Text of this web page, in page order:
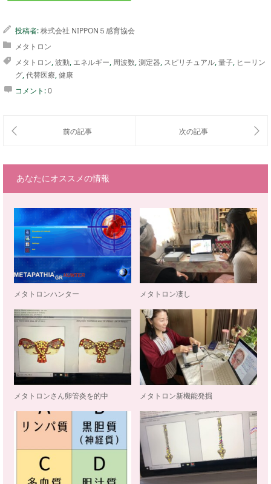
投稿者:株式会社 NIPPON５感育協会
メタトロン
メタトロン,波動, エネルギー, 周波数,測定器, スピリチュアル,量子, ヒーリン
グ,代替医療,健康
コメント:0
あなたにオススメの情報
メタトロンハンター メタトロン凄し
メタトロンさん卵管炎を的中 メタトロン新機能発掘